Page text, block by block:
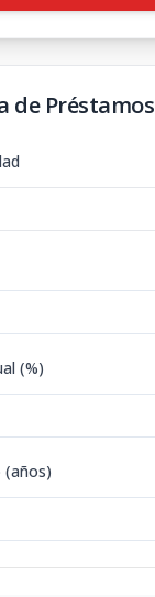
de Préstamos
(%)
(años)